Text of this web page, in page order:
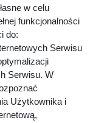
w celu
funkcjonalności
do:
Serwisu
Serwisu. W
Użytkownika i